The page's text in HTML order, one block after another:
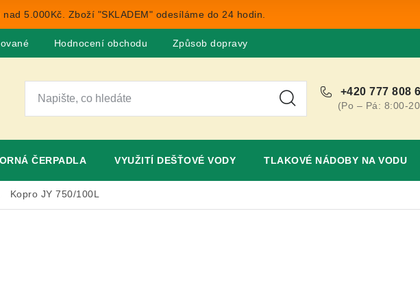
nad 5.000Kč. Zboží "SKLADEM" odesíláme do 24 hodin.
Hodnocení obchodu Způsob dopravy
+420 777 808
(Po – Pá: 8:00-
ČERPADLA VYUŽITÍ DEŠŤOVÉ VODY TLAKOVÉ NÁDOBY NA VODU
Kopro JY 750/100L